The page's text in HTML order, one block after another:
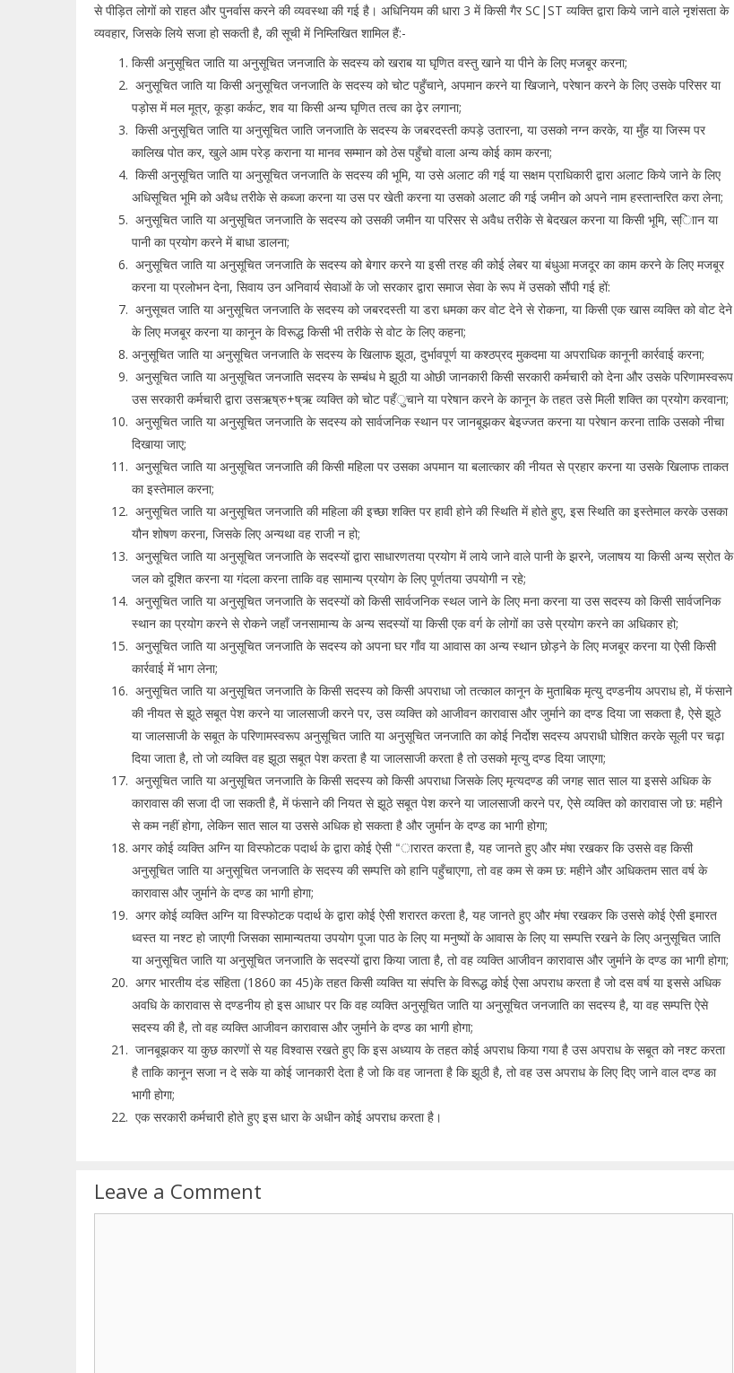
से पीड़ित लोगों को राहत और पुनर्वास करने की व्यवस्था की गई है। अधिनियम की धारा 3 में किसी गैर SC|ST व्यक्ति द्वारा किये जाने वाले नृशंसता के
व्यवहार, जिसके लिये सजा हो सकती है, की सूची में निम्लिखित शामिल हैं:-
किसी अनुसूचित जाति या अनुसूचित जनजाति के सदस्य को खराब या घृणित वस्तु खाने या पीने के लिए मजबूर करना;
अनुसूचित जाति या किसी अनुसूचित जनजाति के सदस्य को चोट पहुँचाने, अपमान करने या खिजाने, परेषान करने के लिए उसके परिसर या
पड़ोस में मल मूत्र, कूड़ा कर्कट, शव या किसी अन्य घृणित तत्व का ढ़ेर लगाना;
किसी अनुसूचित जाति या अनुसूचित जाति जनजाति के सदस्य के जबरदस्ती कपड़े उतारना, या उसको नग्न करके, या मुँह या जिस्म पर
कालिख पोत कर, खुले आम परेड़ कराना या मानव सम्मान को ठेस पहुँचो वाला अन्य कोई काम करना;
किसी अनुसूचित जाति या अनुसूचित जनजाति के सदस्य की भूमि, या उसे अलाट की गई या सक्षम प्राधिकारी द्वारा अलाट किये जाने के लिए
अधिसूचित भूमि को अवैध तरीके से कब्जा करना या उस पर खेती करना या उसको अलाट की गई जमीन को अपने नाम हस्तान्तरित करा लेना;
अनुसूचित जाति या अनुसूचित जनजाति के सदस्य को उसकी जमीन या परिसर से अवैध तरीके से बेदखल करना या किसी भूमि, स्ािान या
पानी का प्रयोग करने में बाधा डालना;
अनुसूचित जाति या अनुसूचित जनजाति के सदस्य को बेगार करने या इसी तरह की कोई लेबर या बंधुआ मजदूर का काम करने के लिए मजबूर
करना या प्रलोभन देना, सिवाय उन अनिवार्य सेवाओं के जो सरकार द्वारा समाज सेवा के रूप में उसको सौंपी गई हों:
अनुसूचत जाति या अनुसूचित जनजाति के सदस्य को जबरदस्ती या डरा धमका कर वोट देने से रोकना, या किसी एक खास व्यक्ति को वोट देने
के लिए मजबूर करना या कानून के विरूद्ध किसी भी तरीके से वोट के लिए कहना;
अनुसूचित जाति या अनुसूचित जनजाति के सदस्य के खिलाफ झूठा, दुर्भावपूर्ण या कश्ठप्रद मुकदमा या अपराधिक कानूनी कार्रवाई करना;
अनुसूचित जाति या अनुसूचित जनजाति सदस्य के सम्बंध मे झूठी या ओछी जानकारी किसी सरकारी कर्मचारी को देना और उसके परिणामस्वरूप
उस सरकारी कर्मचारी द्वारा उसऋष्रु+ष्ऋ व्यक्ति को चोट पहँुचाने या परेषान करने के कानून के तहत उसे मिली शक्ति का प्रयोग करवाना;
अनुसूचित जाति या अनुसूचित जनजाति के सदस्य को सार्वजनिक स्थान पर जानबूझकर बेइज्जत करना या परेषान करना ताकि उसको नीचा
दिखाया जाए;
अनुसूचित जाति या अनुसूचित जनजाति की किसी महिला पर उसका अपमान या बलात्कार की नीयत से प्रहार करना या उसके खिलाफ ताकत
का इस्तेमाल करना;
अनुसूचित जाति या अनुसूचित जनजाति की महिला की इच्छा शक्ति पर हावी होने की स्थिति में होते हुए, इस स्थिति का इस्तेमाल करके उसका
यौन शोषण करना, जिसके लिए अन्यथा वह राजी न हो;
अनुसूचित जाति या अनुसूचित जनजाति के सदस्यों द्वारा साधारणतया प्रयोग में लाये जाने वाले पानी के झरने, जलाषय या किसी अन्य स्रोत के
जल को दूशित करना या गंदला करना ताकि वह सामान्य प्रयोग के लिए पूर्णतया उपयोगी न रहे;
अनुसूचित जाति या अनुसूचित जनजाति के सदस्यों को किसी सार्वजनिक स्थल जाने के लिए मना करना या उस सदस्य को किसी सार्वजनिक
स्थान का प्रयोग करने से रोकने जहाँ जनसामान्य के अन्य सदस्यों या किसी एक वर्ग के लोगों का उसे प्रयोग करने का अधिकार हो;
अनुसूचित जाति या अनुसूचित जनजाति के सदस्य को अपना घर गाँव या आवास का अन्य स्थान छोड़ने के लिए मजबूर करना या ऐसी किसी
कार्रवाई में भाग लेना;
अनुसूचित जाति या अनुसूचित जनजाति के किसी सदस्य को किसी अपराधा जो तत्काल कानून के मुताबिक मृत्यु दण्डनीय अपराध हो, में फंसाने
की नीयत से झूठे सबूत पेश करने या जालसाजी करने पर, उस व्यक्ति को आजीवन कारावास और जुर्माने का दण्ड दिया जा सकता है, ऐसे झूठे
या जालसाजी के सबूत के परिणामस्वरूप अनुसूचित जाति या अनुसूचित जनजाति का कोई निर्दोश सदस्य अपराधी घोशित करके सूली पर चढ़ा
दिया जाता है, तो जो व्यक्ति वह झूठा सबूत पेश करता है या जालसाजी करता है तो उसको मृत्यु दण्ड दिया जाएगा;
अनुसूचित जाति या अनुसूचित जनजाति के किसी सदस्य को किसी अपराधा जिसके लिए मृत्यदण्ड की जगह सात साल या इससे अधिक के
कारावास की सजा दी जा सकती है, में फंसाने की नियत से झूठे सबूत पेश करने या जालसाजी करने पर, ऐसे व्यक्ति को कारावास जो छ: महीने
से कम नहीं होगा, लेकिन सात साल या उससे अधिक हो सकता है और जुर्मान के दण्ड का भागी होगा;
अगर कोई व्यक्ति अग्नि या विस्फोटक पदार्थ के द्वारा कोई ऐसी “ारारत करता है, यह जानते हुए और मंषा रखकर कि उससे वह किसी
अनुसूचित जाति या अनुसूचित जनजाति के सदस्य की सम्पत्ति को हानि पहुँचाएगा, तो वह कम से कम छ: महीने और अधिकतम सात वर्ष के
कारावास और जुर्माने के दण्ड का भागी होगा;
अगर कोई व्यक्ति अग्नि या विस्फोटक पदार्थ के द्वारा कोई ऐसी शरारत करता है, यह जानते हुए और मंषा रखकर कि उससे कोई ऐसी इमारत
ध्वस्त या नश्ट हो जाएगी जिसका सामान्यतया उपयोग पूजा पाठ के लिए या मनुष्यों के आवास के लिए या सम्पत्ति रखने के लिए अनुसूचित जाति
या अनुसूचित जाति या अनुसूचित जनजाति के सदस्यों द्वारा किया जाता है, तो वह व्यक्ति आजीवन कारावास और जुर्माने के दण्ड का भागी होगा;
अगर भारतीय दंड संहिता (1860 का 45)के तहत किसी व्यक्ति या संपत्ति के विरूद्ध कोई ऐसा अपराध करता है जो दस वर्ष या इससे अधिक
अवधि के कारावास से दण्डनीय हो इस आधार पर कि वह व्यक्ति अनुसूचित जाति या अनुसूचित जनजाति का सदस्य है, या वह सम्पत्ति ऐसे
सदस्य की है, तो वह व्यक्ति आजीवन कारावास और जुर्माने के दण्ड का भागी होगा;
जानबूझकर या कुछ कारणों से यह विश्वास रखते हुए कि इस अध्याय के तहत कोई अपराध किया गया है उस अपराध के सबूत को नश्ट करता
है ताकि कानून सजा न दे सके या कोई जानकारी देता है जो कि वह जानता है कि झूठी है, तो वह उस अपराध के लिए दिए जाने वाल दण्ड का
भागी होगा;
एक सरकारी कर्मचारी होते हुए इस धारा के अधीन कोई अपराध करता है।
Leave a Comment